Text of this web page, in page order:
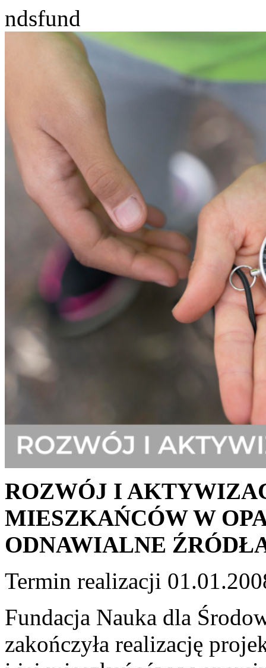
ndsfund
ROZWÓJ I
MIESZKAŃCÓW W
ODNAWIALNE
Termin realizacji
Fundacja Nauka dla
zakończyła realizację